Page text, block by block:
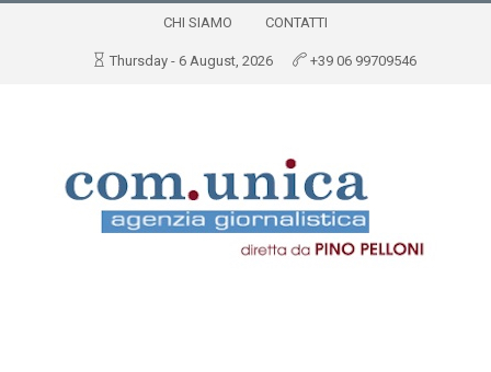
CHI SIAMO CONTATTI
Thursday - 6 August, 2026 +39 06 99709546